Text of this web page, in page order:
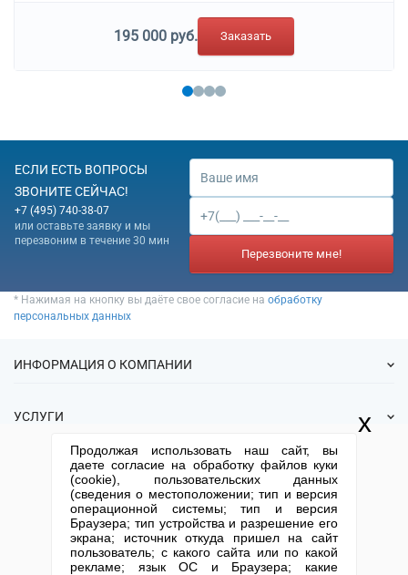
195 000 руб. Заказать
ЕСЛИ ЕСТЬ ВОПРОСЫ
ЗВОНИТЕ СЕЙЧАС!
+7 (495) 740-38-07
или оставьте заявку и мы
перезвоним в течение 30 мин
Перезвоните мне!
* Нажимая на кнопку вы даёте свое согласие на обработку
персональных данных
ИНФОРМАЦИЯ О КОМПАНИИ
О нас
Спецпредложения
УСЛУГИ
Готовые фирмы
Продажа фирм
Регистрация
Ликвидация
Регистрация изменений
Юридические адреса
КОНТАКТНАЯ ИНФОРМАЦИЯ
+7 (495) 740-38-07
(По Москве)
mail@1-urist.ru
Спросить у юриста
Москва, ул. Сущевский вал,
дом 5, стр. 3
Продолжая использовать наш сайт, вы
даете согласие на обработку файлов куки
(cookie), пользовательских данных
(сведения о местоположении; тип и версия
операционной системы; тип и версия
Браузера; тип устройства и разрешение его
экрана; источник откуда пришел на сайт
пользователь; с какого сайта или по какой
рекламе; язык ОС и Браузера; какие
x